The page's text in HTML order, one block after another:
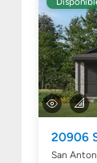
20906
San